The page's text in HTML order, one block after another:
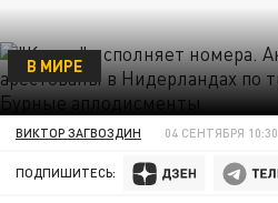
В МИРЕ
ВИКТОР ЗАГВОЗДИН 04 СЕНТЯБРЯ 10:30
ПОДПИШИТЕСЬ: